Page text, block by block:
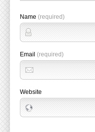
Name (required)
Email (required)
Website